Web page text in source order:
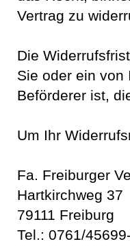
Vertrag zu
Die
Sie oder ein von
Beförderer ist,
Um Ihr
Fa. Freiburger
Hartkirchweg 37
79111 Freiburg
Tel.: 0761/